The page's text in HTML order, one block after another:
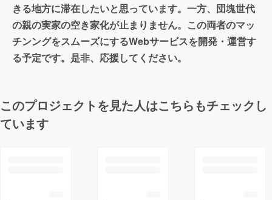
きる地方に滞在したいと思っています。一方、団塊世代
の親の実家の空き家化が止まりません。この両者のマッ
チンングをスムーズにするWebサービスを開発・運営す
る予定です。是非、応援してください。
このプロジェクトを見た人はこちらもチェックし
ています